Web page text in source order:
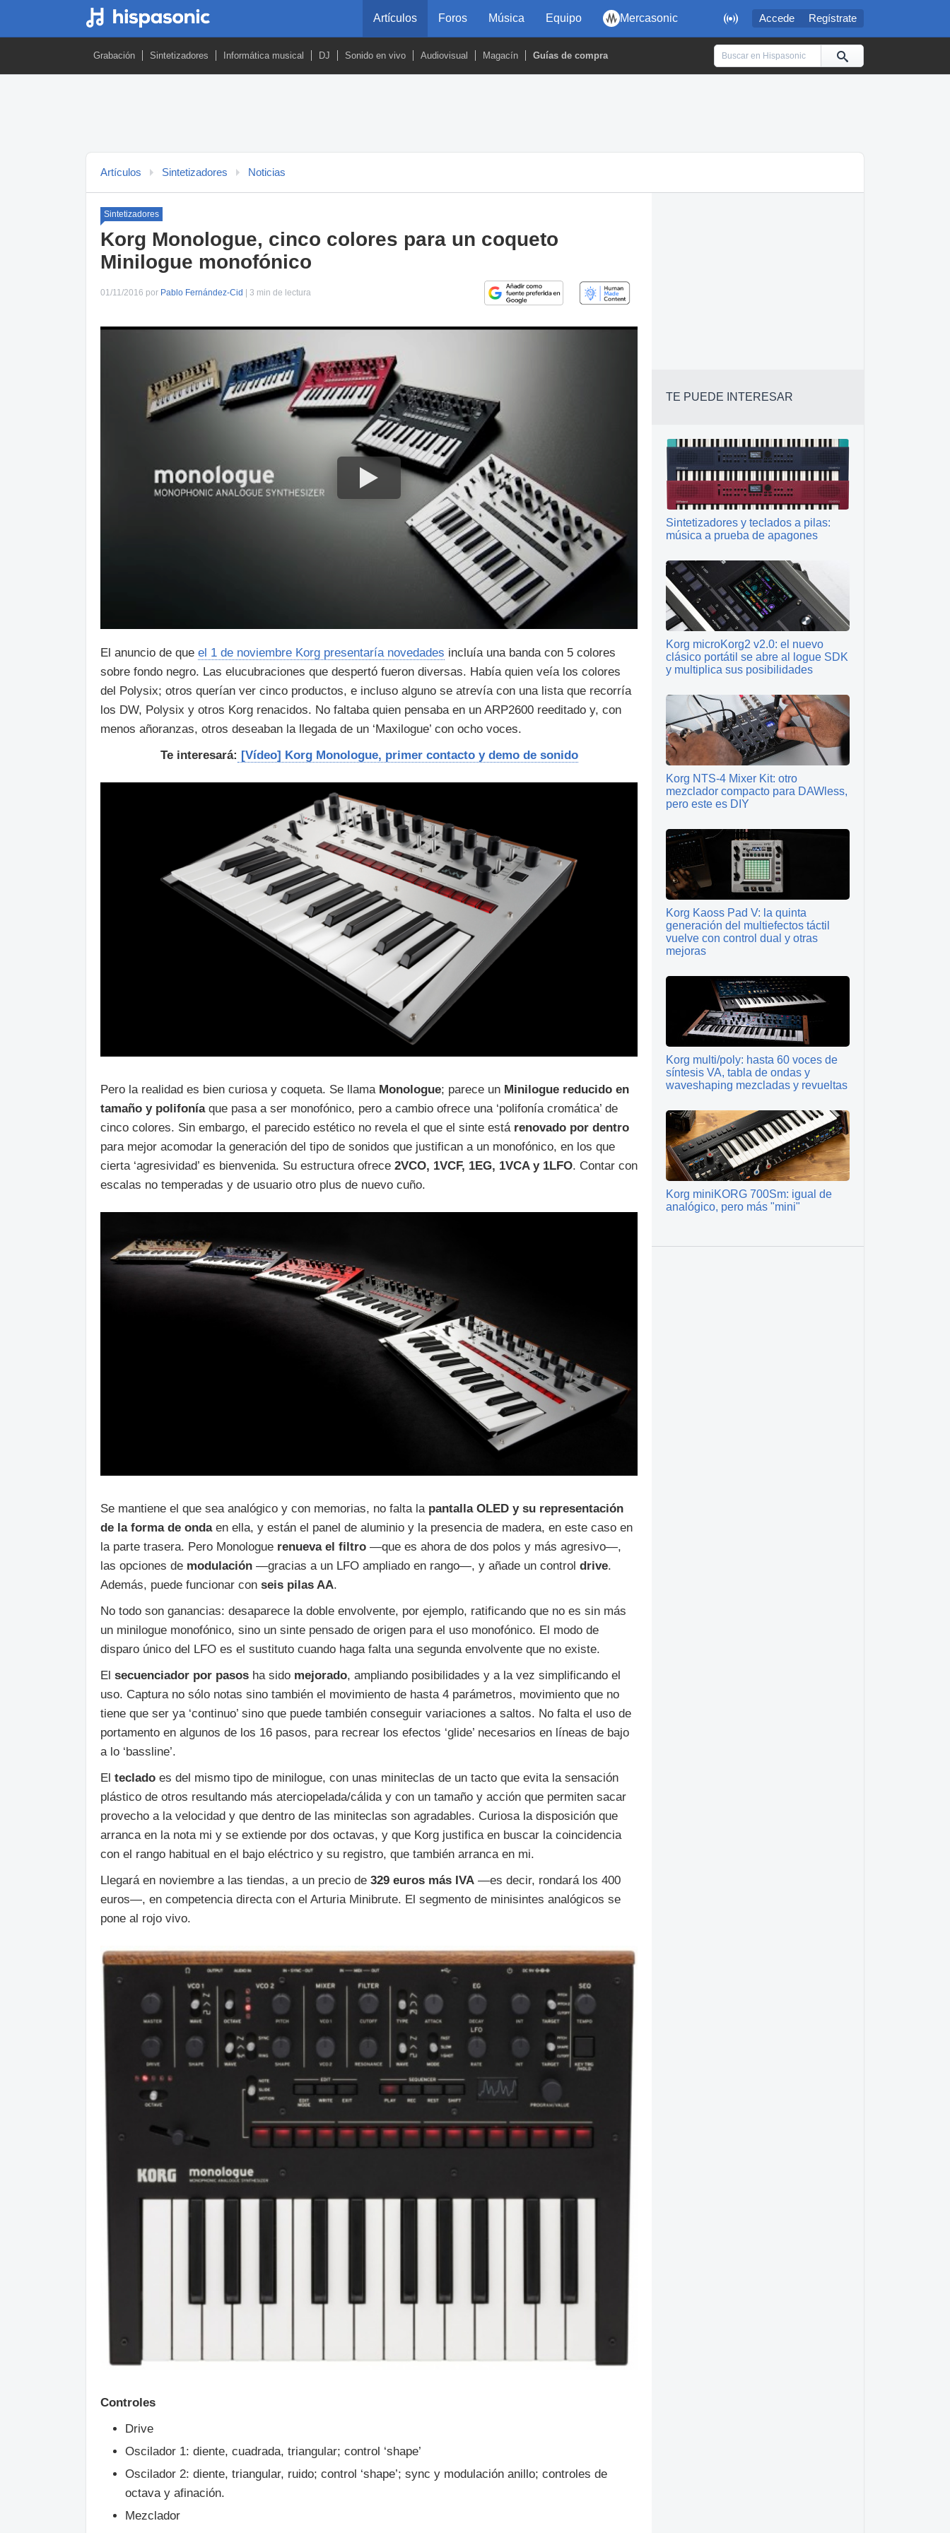
 Accede Regístrate
Artículos Foros Música Equipo Mercasonic
Grabación Sintetizadores Informática musical DJ Sonido en vivo Audiovisual Magacín Guías de compra
Artículos Sintetizadores Noticias
Sintetizadores
Korg Monologue, cinco colores para un coqueto
Minilogue monofónico
01/11/2016 por Pablo Fernández-Cid | 3 min de lectura
El anuncio de que el 1 de noviembre Korg presentaría novedades incluía una banda con 5 colores
sobre fondo negro. Las elucubraciones que despertó fueron diversas. Había quien veía los colores
del Polysix; otros querían ver cinco productos, e incluso alguno se atrevía con una lista que recorría
los DW, Polysix y otros Korg renacidos. No faltaba quien pensaba en un ARP2600 reeditado y, con
menos añoranzas, otros deseaban la llegada de un ‘Maxilogue’ con ocho voces.
Te interesará: [Vídeo] Korg Monologue, primer contacto y demo de sonido
Pero la realidad es bien curiosa y coqueta. Se llama Monologue; parece un Minilogue reducido en
tamaño y polifoníaque pasa a ser monofónico, pero a cambio ofrece una ‘polifonía cromática’ de
cinco colores. Sin embargo, el parecido estético no revela el que el sinte está renovado por dentro
para mejor acomodar la generación del tipo de sonidos que justifican a un monofónico, en los que
cierta ‘agresividad’ es bienvenida. Su estructura ofrece 2VCO, 1VCF, 1EG, 1VCA y 1LFO. Contar con
escalas no temperadas y de usuario otro plus de nuevo cuño.
Se mantiene el que sea analógico y con memorias, no falta la pantalla OLED y su representación
de la forma de ondaen ella, y están el panel de aluminio y la presencia de madera, en este caso en
la parte trasera. Pero Monologue renueva el filtro —que es ahora de dos polos y más agresivo—,
las opciones de modulación —gracias a un LFO ampliado en rango—, y añade un control drive.
Además, puede funcionar con seis pilas AA.
No todo son ganancias: desaparece la doble envolvente, por ejemplo, ratificando que no es sin más
un minilogue monofónico, sino un sinte pensado de origen para el uso monofónico. El modo de
disparo único del LFO es el sustituto cuando haga falta una segunda envolvente que no existe.
El secuenciador por pasos ha sido mejorado, ampliando posibilidades y a la vez simplificando el
uso. Captura no sólo notas sino también el movimiento de hasta 4 parámetros, movimiento que no
tiene que ser ya ‘continuo’ sino que puede también conseguir variaciones a saltos. No falta el uso de
portamento en algunos de los 16 pasos, para recrear los efectos ‘glide’ necesarios en líneas de bajo
a lo ‘bassline’.
El teclado es del mismo tipo de minilogue, con unas miniteclas de un tacto que evita la sensación
plástico de otros resultando más aterciopelada/cálida y con un tamaño y acción que permiten sacar
provecho a la velocidad y que dentro de las miniteclas son agradables. Curiosa la disposición que
arranca en la nota mi y se extiende por dos octavas, y que Korg justifica en buscar la coincidencia
con el rango habitual en el bajo eléctrico y su registro, que también arranca en mi.
Llegará en noviembre a las tiendas, a un precio de 329 euros más IVA —es decir, rondará los 400
euros—, en competencia directa con el Arturia Minibrute. El segmento de minisintes analógicos se
pone al rojo vivo.
Controles
Drive
Oscilador 1: diente, cuadrada, triangular; control ‘shape’
Oscilador 2: diente, triangular, ruido; control ‘shape’; sync y modulación anillo; controles de
octava y afinación.
Mezclador
TE PUEDE INTERESAR
Sintetizadores y teclados a pilas:
música a prueba de apagones
Korg microKorg2 v2.0: el nuevo
clásico portátil se abre al logue SDK
y multiplica sus posibilidades
Korg NTS-4 Mixer Kit: otro
mezclador compacto para DAWless,
pero este es DIY
Korg Kaoss Pad V: la quinta
generación del multiefectos táctil
vuelve con control dual y otras
mejoras
Korg multi/poly: hasta 60 voces de
síntesis VA, tabla de ondas y
waveshaping mezcladas y revueltas
Korg miniKORG 700Sm: igual de
analógico, pero más "mini"